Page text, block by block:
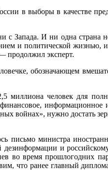
в выборы в качестве
с Запада. И ни одна
и политической жизнью,
продолжил эксперт.
обозначающем
миллиона человек для
информационное
войнах», нужно достать
письмо министра
дезинформации и
во время прошлогодних
что ранее главный